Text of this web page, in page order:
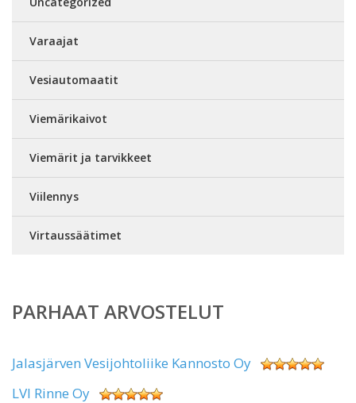
Varaajat
Vesiautomaatit
Viemärikaivot
Viemärit ja tarvikkeet
Viilennys
Virtaussäätimet
PARHAAT ARVOSTELUT
Jalasjärven Vesijohtoliike Kannosto Oy
LVI Rinne Oy